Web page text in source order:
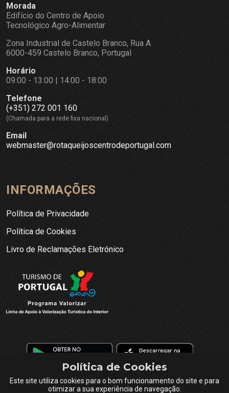
Política de Cookies
Este site utiliza cookies para o bom funcionamento do site e para
otimizar a sua experiência de navegação.
Morada
Edifício do Centro de Apoio
Tecnológico Agro-Alimentar
Zona Industrial de Castelo Branco, Rua A
6000-459 Castelo Branco, Portugal
Horário
09:00 - 13:00 | 14:00 - 18:00
Telefone
(+351) 272 001 160
(Chamada para a rede fixa nacional)
Email
webmaster@rotaqueijoscentrodeportugal.com
INFORMAÇÕES
Política de Privacidade
Política de Cookies
Livro de Reclamações Eletrónico